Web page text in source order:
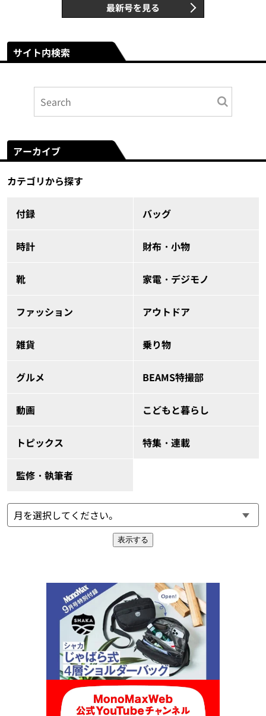
最新号を見る
サイト内検索
アーカイブ
カテゴリから探す
付録 バッグ
時計 財布・小物
靴 家電・デジモノ
ファッション アウトドア
雑貨 乗り物
グルメ BEAMS特撮部
動画 こどもと暮らし
トピックス 特集・連載
監修・執筆者
表示する